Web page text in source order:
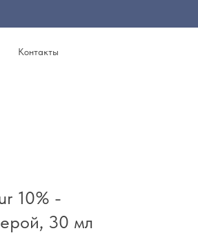
Контакты
10% -
30 мл